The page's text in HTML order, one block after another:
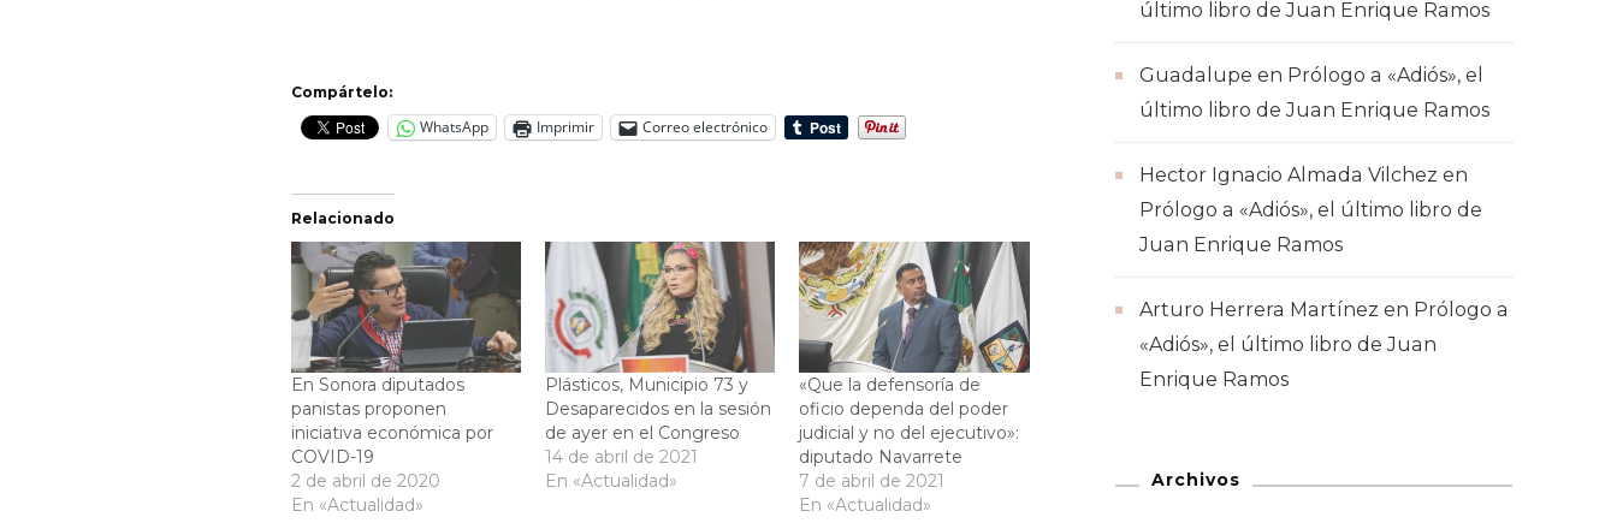
Compártelo:
WhatsApp Imprimir Correo electrónico
Relacionado
En Sonora diputados
panistas proponen
iniciativa económica por
COVID-19
2 de abril de 2020
En «Actualidad»
Plásticos, Municipio 73 y
Desaparecidos en la sesión
de ayer en el Congreso
14 de abril de 2021
En «Actualidad»
«Que la defensoría de
oficio dependa del poder
judicial y no del ejecutivo»:
diputado Navarrete
7 de abril de 2021
En «Actualidad»
último libro de Juan Enrique Ramos
Guadalupe en Prólogo a «Adiós», el
último libro de Juan Enrique Ramos
Hector Ignacio Almada Vilchez en
Prólogo a «Adiós», el último libro de
Juan Enrique Ramos
Arturo Herrera Martínez en Prólogo a
«Adiós», el último libro de Juan
Enrique Ramos
Archivos